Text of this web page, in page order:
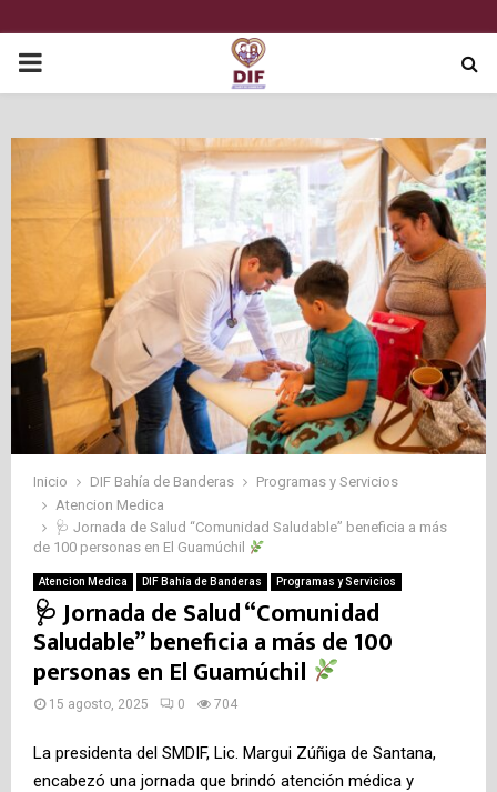
P
A
R
Y
M
N
U
Inicio DIF Bahía de Banderas
Programas y Servicios
Atencion Medica
🩺 Jornada de Salud “Comunidad Saludable” beneficia a más
de 100 personas en El Guamúchil
Atencion Medica DIF Bahía de Banderas Programas y Servicios
🩺 Jornada de Salud “Comunidad
Saludable” beneficia a más de 100
personas en El Guamúchil
15 agosto, 2025 0 704
La presidenta del SMDIF, Lic. Margui Zúñiga de Santana,
encabezó una jornada que brindó atención médica y